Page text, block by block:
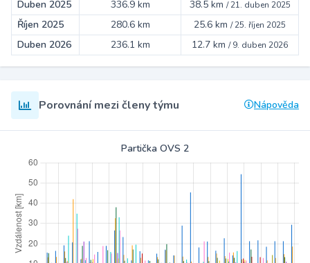
Duben 2025 336.9 km 38.5 km /21. duben 2025
Říjen 2025 280.6 km 25.6 km /25. říjen 2025
Duben 2026 236.1 km 12.7 km /9. duben 2026
Porovnání mezi členy týmu Nápověda
Partička OVS 2